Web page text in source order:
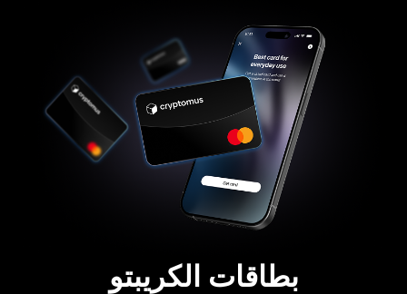
بطاقات الكريبتو